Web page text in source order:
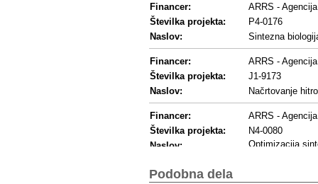
Financer:
ARRS -
Številka projekta:
P4-0176
Naslov:
Sintezna
Financer:
ARRS -
Številka projekta:
J1-9173
Naslov:
Načrtovanje
Financer:
ARRS -
Številka projekta:
N4-0080
Naslov:
Optimizacija
Financer:
Podobna dela